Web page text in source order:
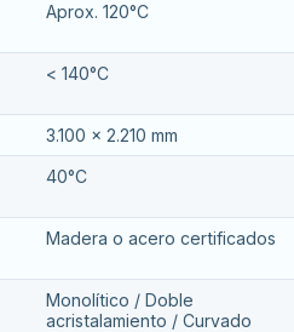
Aprox. 120°C
< 140°C
3.100 × 2.210 mm
40°C
Madera o acero certificados
Monolítico / Doble
acristalamiento / Curvado